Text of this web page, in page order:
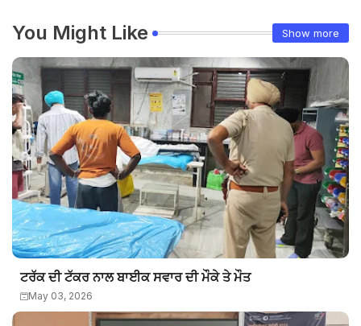
You Might Like Show more
ਟਰੱਕ ਦੀ ਟੱਕਰ ਨਾਲ ਬਾਈਕ ਸਵਾਰ ਦੀ ਮੌਕੇ ਤੇ ਮੌਤ
May 03, 2026